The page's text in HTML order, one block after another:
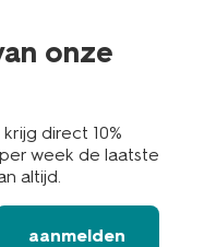
onze
direct 10%
week de laatste
altijd.
aanmelden